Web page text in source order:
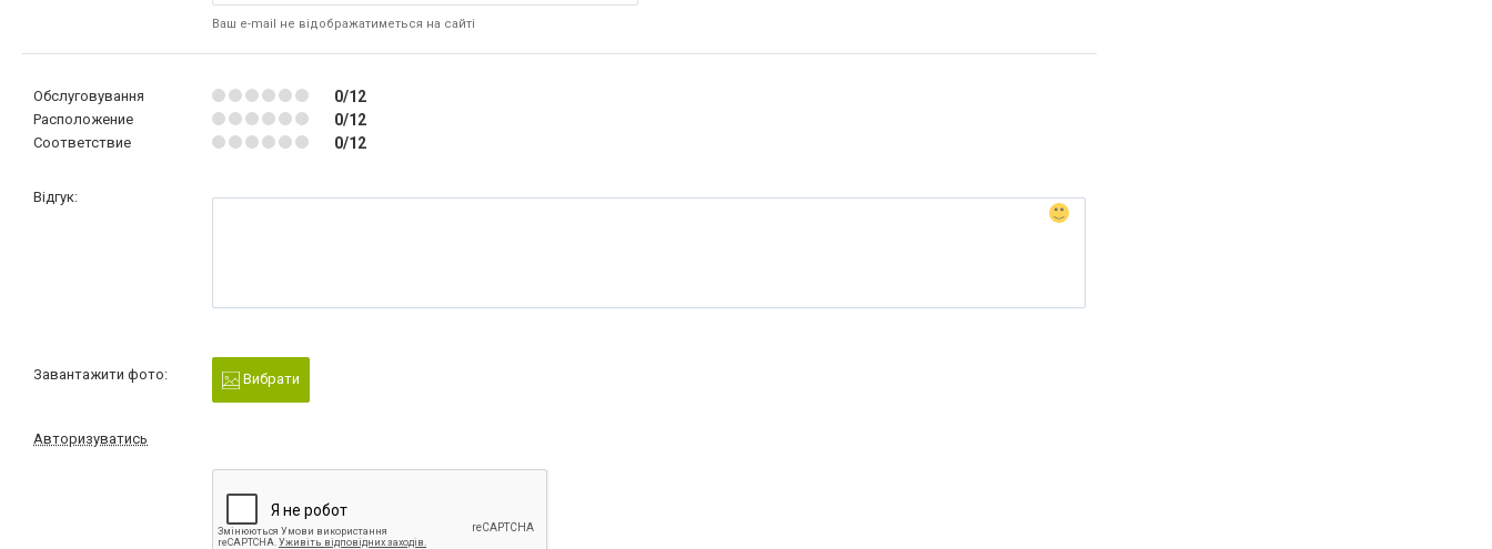
Ваш e-mail не відображатиметься на сайті
Обслуговування 0/12
Расположение 0/12
Соответствие 0/12
Відгук:
Завантажити фото: Вибрати
Авторизуватись